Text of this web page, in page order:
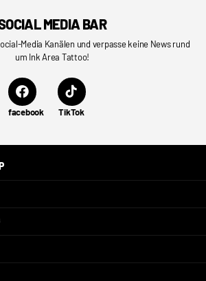
MEDIA BAR
Media Kanälen und verpasse keine News rund
um Ink Area Tattoo!
facebook TikTok